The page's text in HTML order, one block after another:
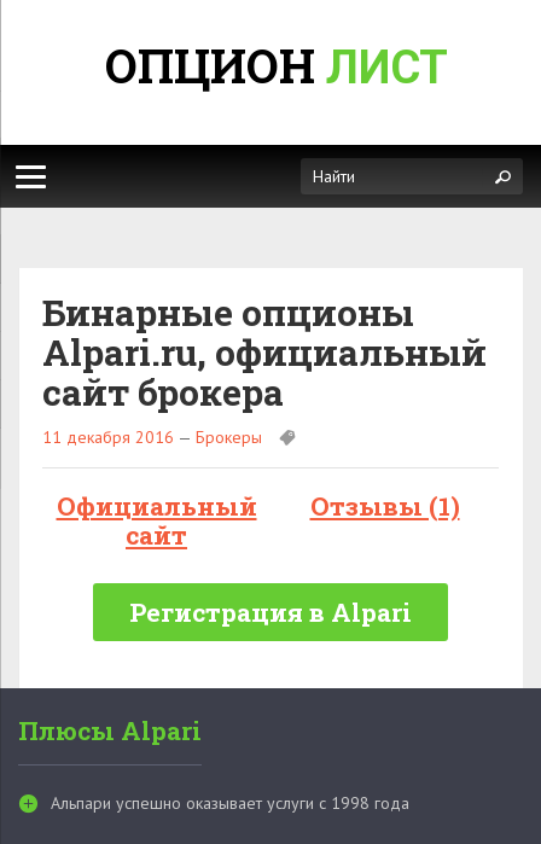
ОПЦИОН ЛИСТ
Бинарные опционы
Alpari.ru, официальный
сайт брокера
11 декабря 2016 — Брокеры
Официальный
сайт
Отзывы (1)
Регистрация в Alpari
Плюсы Alpari
Альпари успешно оказывает услуги с 1998 года